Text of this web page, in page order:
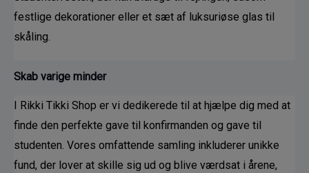
festlige dekorationer eller et sæt af luksuriøse glas til
skåling.
Skab varige minder
I Rikki Tikki Shop er vi dedikerede til at hjælpe dig med at
finde den perfekte gave til konfirmanden og gave til
studenten. Vores omfattende samling inkluderer unikke
fund, der lover at skille sig ud og blive værdsat i årene,